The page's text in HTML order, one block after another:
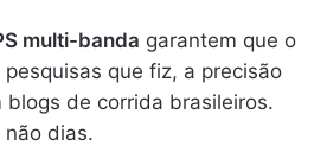
multi-banda garantem que o
que fiz, a precisão
blogs de corrida brasileiros.
dias.